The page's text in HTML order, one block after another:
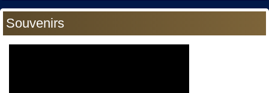
Souvenirs